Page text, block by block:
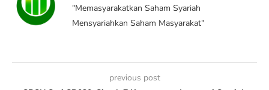
"Memasyarakatkan Saham Syariah
Mensyariahkan Saham Masyarakat"
previous post